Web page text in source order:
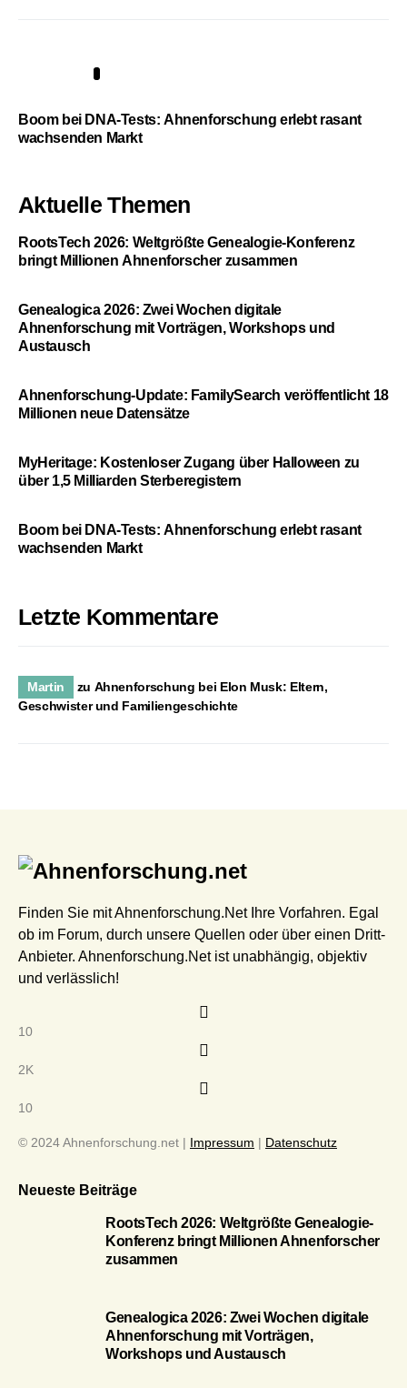
Boom bei DNA-Tests: Ahnenforschung erlebt rasant
wachsenden Markt
Aktuelle Themen
RootsTech 2026: Weltgrößte Genealogie-Konferenz
bringt Millionen Ahnenforscher zusammen
Genealogica 2026: Zwei Wochen digitale
Ahnenforschung mit Vorträgen, Workshops und
Austausch
Ahnenforschung-Update: FamilySearch veröffentlicht 18
Millionen neue Datensätze
MyHeritage: Kostenloser Zugang über Halloween zu
über 1,5 Milliarden Sterberegistern
Boom bei DNA-Tests: Ahnenforschung erlebt rasant
wachsenden Markt
Letzte Kommentare
Martin zu Ahnenforschung bei Elon Musk: Eltern,
Geschwister und Familiengeschichte
Finden Sie mit Ahnenforschung.Net Ihre Vorfahren. Egal
ob im Forum, durch unsere Quellen oder über einen Dritt-
Anbieter. Ahnenforschung.Net ist unabhängig, objektiv
und verlässlich!
10
2K
10
© 2024 Ahnenforschung.net | Impressum | Datenschutz
Neueste Beiträge
RootsTech 2026: Weltgrößte Genealogie-
Konferenz bringt Millionen Ahnenforscher
zusammen
Genealogica 2026: Zwei Wochen digitale
Ahnenforschung mit Vorträgen,
Workshops und Austausch